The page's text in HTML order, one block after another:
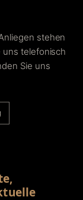
stehen
uns telefonisch
Sie uns